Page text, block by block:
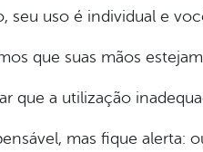
seu uso é individual e
que suas mãos
que a utilização
mas fique alerta: